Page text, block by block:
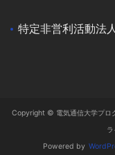
特定非営利活動法
Copyright © 電気通信大学プロ
Powered by